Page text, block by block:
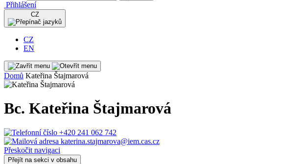
Přihlášení
CZ
CZ
EN
Domů Kateřina Štajmarová
Bc. Kateřina Štajmarová
+420 241 062 742
katerina.stajmarova@iem.cas.cz
Přeskočit navigaci
Přejít na sekci v obsahu